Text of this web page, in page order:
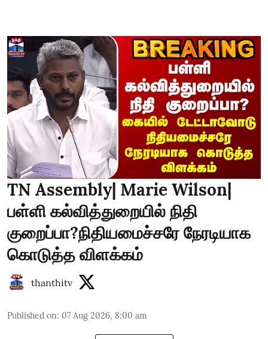
TN Assembly| Marie Wilson|
பள்ளி கல்வித்துறையில் நிதி
குறைப்பா?நிதியமைச்சரே நேரடியாக
கொடுத்த விளக்கம்
thanthitv
Published on: 07 Aug 2026, 8:00 am